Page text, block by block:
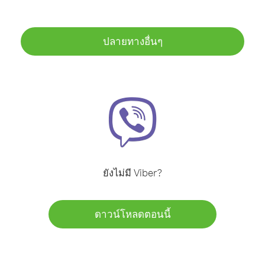
ปลายทางอื่นๆ
ยังไม่มี Viber?
ดาวน์โหลดตอนนี้